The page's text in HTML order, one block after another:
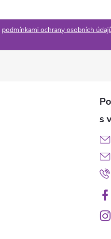
podmínkami ochrany osobních